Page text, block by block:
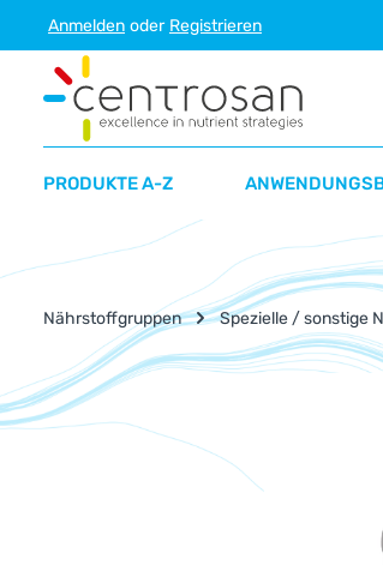
Hauptinhalt springen
Zur Suche springen
Zur Hauptnavigation springen
Anmelden oder Registrieren
PRODUKTE A-Z
Nährstoffgruppen Spezielle / sonstige
Bildergalerie überspringen